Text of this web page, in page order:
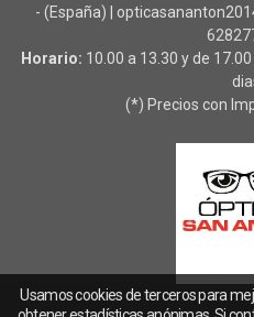
- (España) |
Horario: 10.00 a 13.30 y de 17.00
(*) Precios con
Usamos cookies de terceros para